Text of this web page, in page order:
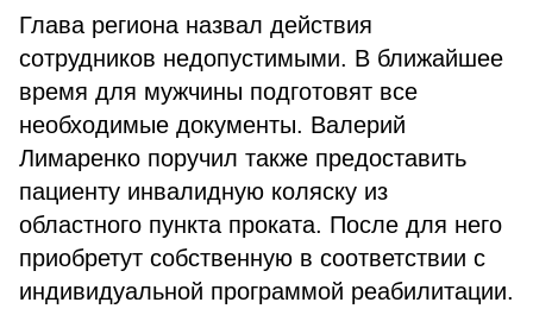
Глава региона назвал действия
сотрудников недопустимыми. В ближайшее
время для мужчины подготовят все
необходимые документы. Валерий
Лимаренко поручил также предоставить
пациенту инвалидную коляску из
областного пункта проката. После для него
приобретут собственную в соответствии с
индивидуальной программой реабилитации.